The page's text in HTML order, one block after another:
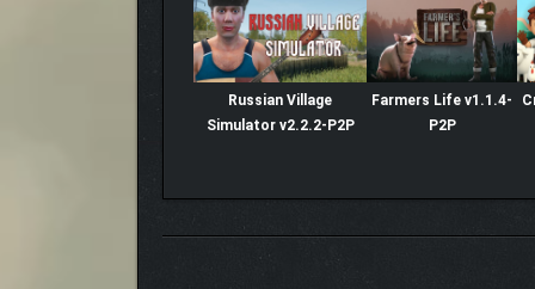
Russian Village
Simulator v2.2.2-P2P
Farmers Life v1.1.4-
P2P